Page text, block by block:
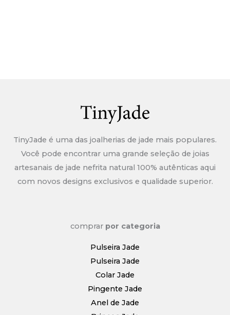
TinyJade é uma das joalherias de jade mais populares.
Você pode encontrar uma grande seleção de joias
artesanais de jade nefrita natural 100% autênticas aqui
com novos designs exclusivos e qualidade superior.
comprar por categoria
Pulseira Jade
Pulseira Jade
Colar Jade
Pingente Jade
Anel de Jade